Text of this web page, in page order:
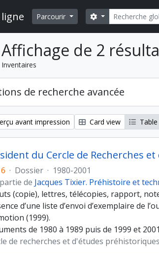
Parcourir Rechercher
Search options
Affichage de 2
Inventaires
de recherche avancée
avant impression Card view
du Cercle de Recherches
· Dossier · 1980-2001
de Jacques Tixier. Préhistoire et
(copie), lettres, télécopies, rapport,
d’une liste d’envoi d’exemplaire de
(1999).
de 1980 à 1989 puis de 1999 et
de recherches et d'études